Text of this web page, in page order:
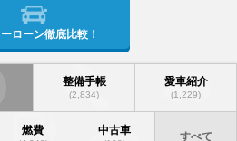
ローン徹底比較！
整備手帳
(2,834)
愛車紹介
(1,229)
燃費 中古車 すべて